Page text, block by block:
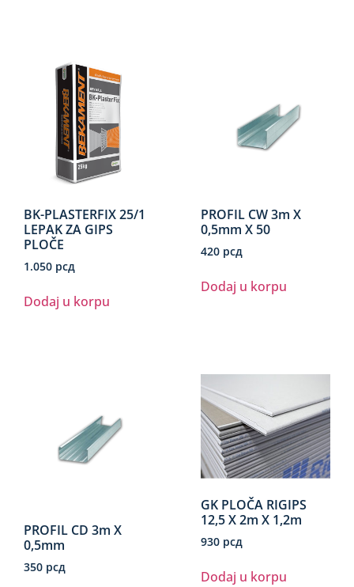
BK-PLASTERFIX 25/1
LEPAK ZA GIPS
PLOČE
1.050 рсд
Dodaj u korpu
PROFIL CW 3m X
0,5mm X 50
420 рсд
Dodaj u korpu
PROFIL CD 3m X
0,5mm
350 рсд
GK PLOČA RIGIPS
12,5 X 2m X 1,2m
930 рсд
Dodaj u korpu